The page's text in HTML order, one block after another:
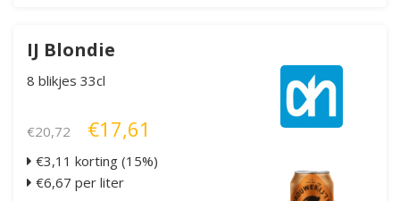
IJ Blondie
8 blikjes 33cl
€20,72 €17,61
€3,11 korting (15%)
€6,67 per liter